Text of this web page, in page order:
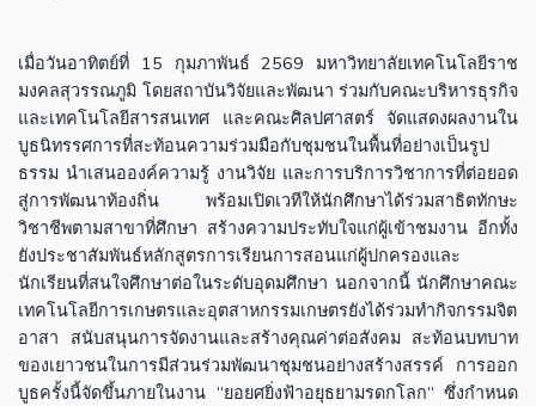
เมื่อวันอาทิตย์ที่ 15 กุมภาพันธ์ 2569 มหาวิทยาลัยเทคโนโลยีราช
มงคลสุวรรณภูมิ โดยสถาบันวิจัยและพัฒนา ร่วมกับคณะบริหารธุรกิจ
และเทคโนโลยีสารสนเทศ และคณะศิลปศาสตร์ จัดแสดงผลงานใน
บูธนิทรรศการที่สะท้อนความร่วมมือกับชุมชนในพื้นที่อย่างเป็นรูป
ธรรม นำเสนอองค์ความรู้ งานวิจัย และการบริการวิชาการที่ต่อยอด
สู่การพัฒนาท้องถิ่น พร้อมเปิดเวทีให้นักศึกษาได้ร่วมสาธิตทักษะ
วิชาชีพตามสาขาที่ศึกษา สร้างความประทับใจแก่ผู้เข้าชมงาน อีกทั้ง
ยังประชาสัมพันธ์หลักสูตรการเรียนการสอนแก่ผู้ปกครองและ
นักเรียนที่สนใจศึกษาต่อในระดับอุดมศึกษา นอกจากนี้ นักศึกษาคณะ
เทคโนโลยีการเกษตรและอุตสาหกรรมเกษตรยังได้ร่วมทำกิจกรรมจิต
อาสา สนับสนุนการจัดงานและสร้างคุณค่าต่อสังคม สะท้อนบทบาท
ของเยาวชนในการมีส่วนร่วมพัฒนาชุมชนอย่างสร้างสรรค์ การออก
บูธครั้งนี้จัดขึ้นภายในงาน “ยอยศยิ่งฟ้าอยุธยามรดกโลก” ซึ่งกำหนด